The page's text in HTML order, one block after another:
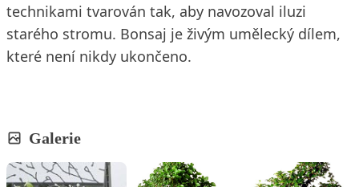
technikami tvarován tak, aby navozoval iluzi
starého stromu. Bonsaj je živým umělecký dílem,
které není nikdy ukončeno.
Galerie